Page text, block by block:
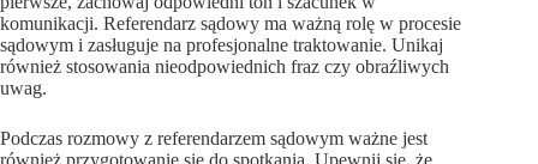
komunikacji. Referendarz sądowy ma ważną rolę w procesie
sądowym i zasługuje na profesjonalne traktowanie. Unikaj
również stosowania nieodpowiednich fraz czy obraźliwych
uwag.
Podczas rozmowy z referendarzem sądowym ważne jest
również przygotowanie się do spotkania. Upewnij się, że